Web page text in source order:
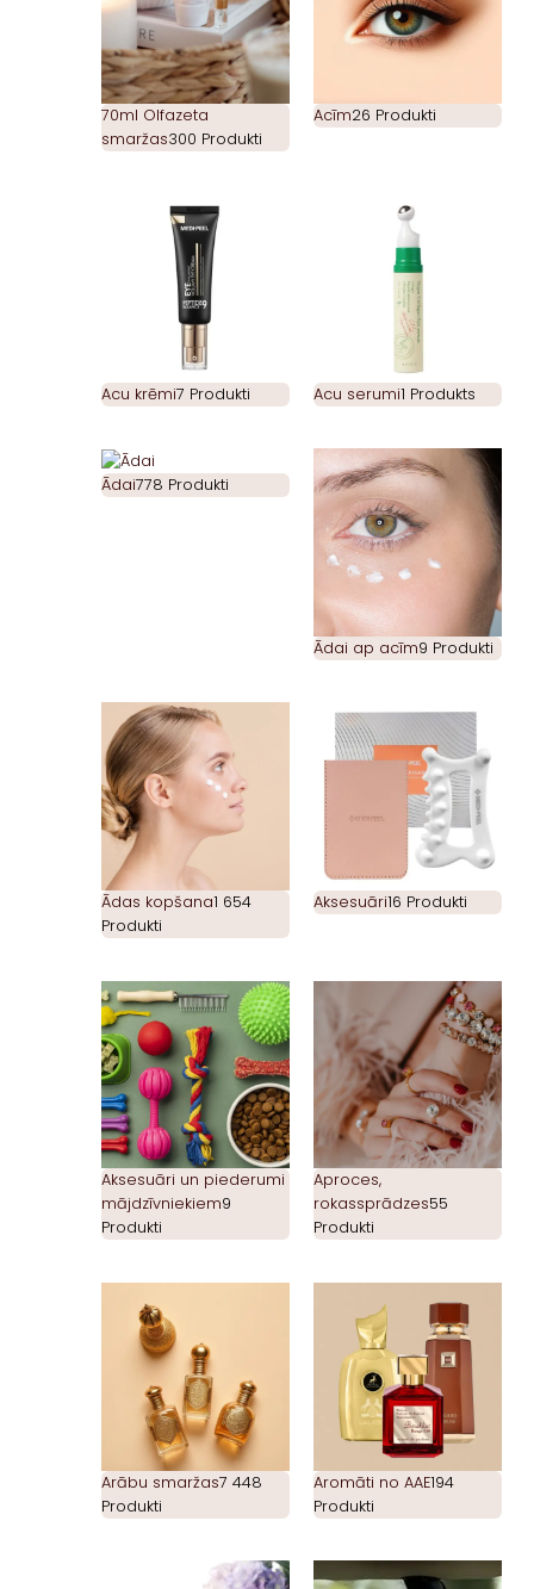
70ml Olfazeta
smaržas300 Produkti
Acīm26 Produkti
Acu krēmi7 Produkti Acu serumi1 Produkts
Ādai778 Produkti
Ādai ap acīm9 Produkti
Ādas kopšana1 654
Produkti
Aksesuāri16 Produkti
Aksesuāri un piederumi
mājdzīvniekiem9
Produkti
Aproces,
rokassprādzes55
Produkti
Arābu smaržas7 448
Produkti
Aromāti no AAE194
Produkti